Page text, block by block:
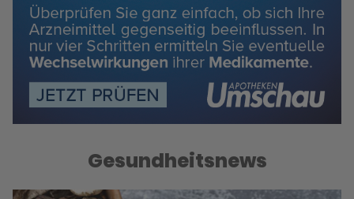
Gesundheitsnews